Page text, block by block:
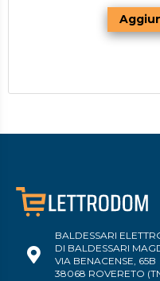
BALDESSARI
DI BALDESSARI
VIA BENACENSE, 65B
38068 ROVERETO